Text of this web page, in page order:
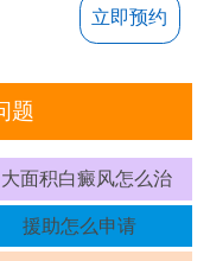
立即预约
题
大面积白癜风怎么治
援助怎么申请